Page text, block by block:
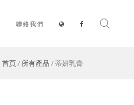
聯絡我們
首頁/ 所有產品 / 蒂妍乳膏